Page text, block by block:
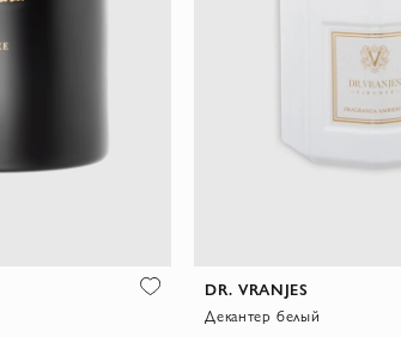
DR. VRANJES
Декантер белый